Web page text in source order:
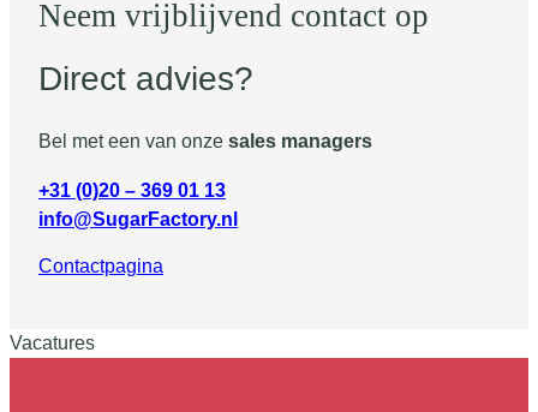
Neem vrijblijvend contact op
Direct advies?
Bel met een van onze sales managers
+31 (0)20 – 369 01 13
info@SugarFactory.nl
Contactpagina
Vacatures